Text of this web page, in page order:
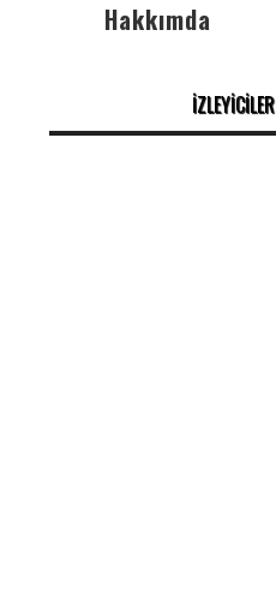
Hakkımda
İZLEYİCİLER